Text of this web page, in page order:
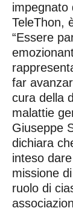
impegnato
TeleThon,
“Essere
far
cura della
malattie
Giuseppe
dichiara
inteso
missione
ruolo di